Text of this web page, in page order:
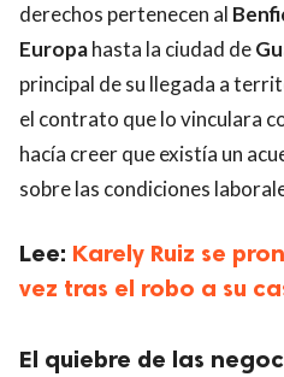
derechos pertenecen al
Europahasta la ciudad de
principal de su llegada a
el contrato que lo vinculara
hacía creer que existía un
sobre las condiciones
Lee: Karely Ruiz se
vez tras el robo a su
El quiebre de las